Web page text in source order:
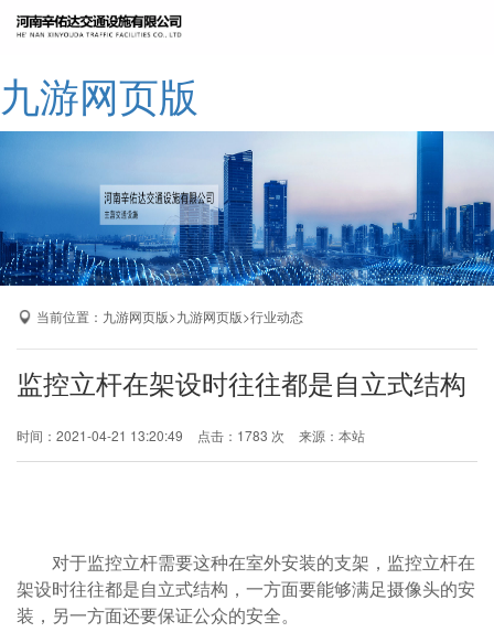
九游网页版网站九游网页版
公司简介
九游网页版
产品展示
成功案例
当前位置： 九游网页版>九游网页版>行业动态
监控立杆在架设时往往都是自立式结构
时间：2021-04-21 13:20:49 点击：1783 次 来源：本站
对于监控立杆需要这种在室外安装的支架，监控立杆在
架设时往往都是自立式结构，一方面要能够满足摄像头的安
装，另一方面还要保证公众的安全。